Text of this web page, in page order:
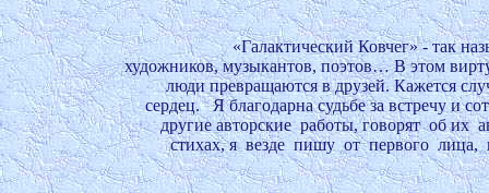
«Галактический Ковчег» - так
художников, музыкантов, поэтов… В этом
люди превращаются в друзей. Кажется
сердец.   Я благодарна судьбе за встречу и
другие авторские  работы, говорят  об их
стихах, я  везде  пишу  от  первого